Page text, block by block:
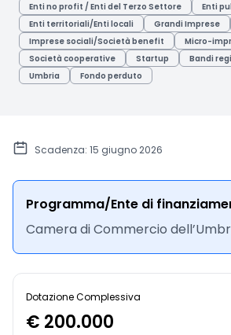
Enti no profit / Enti del Terzo Settore
Enti
Enti territoriali/Enti locali
Grandi Imprese
Imprese sociali/Società benefit
Micro-
Società cooperative
Startup
Bandi
Umbria
Fondo perduto
Scadenza: 15 giugno 2026
Programma/Ente di
Camera di Commercio
Dotazione Complessiva
€ 200.000